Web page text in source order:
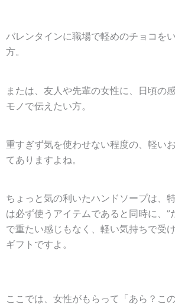
バレンタインに職場で軽めのチョコを
方。
または、友人や先輩の女性に、日頃の
モノで伝えたい方。
重すぎず気を使わせない程度の、軽い
てありますよね。
ちょっと気の利いたハンドソープは、
は必ず使うアイテムであると同時に、”
で重たい感じもなく、軽い気持ちで受
ギフトですよ。
ここでは、女性がもらって「あら？こ